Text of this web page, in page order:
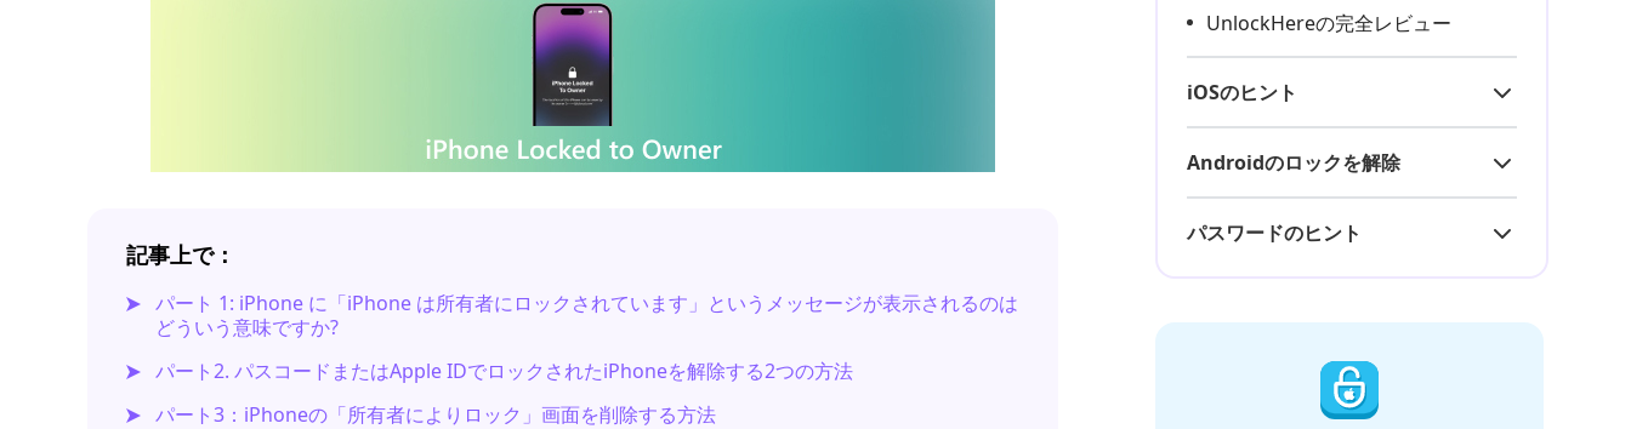
記事上で：
パート 1: iPhone に「iPhone は所有者にロックされています」というメッセージが表示されるのは
どういう意味ですか?
パート2. パスコードまたはApple IDでロックされたiPhoneを解除する2つの方法
パート3：iPhoneの「所有者によりロック」画面を削除する方法
UnlockHereの完全レビュー
iOSのヒント
Androidのロックを解除
パスワードのヒント